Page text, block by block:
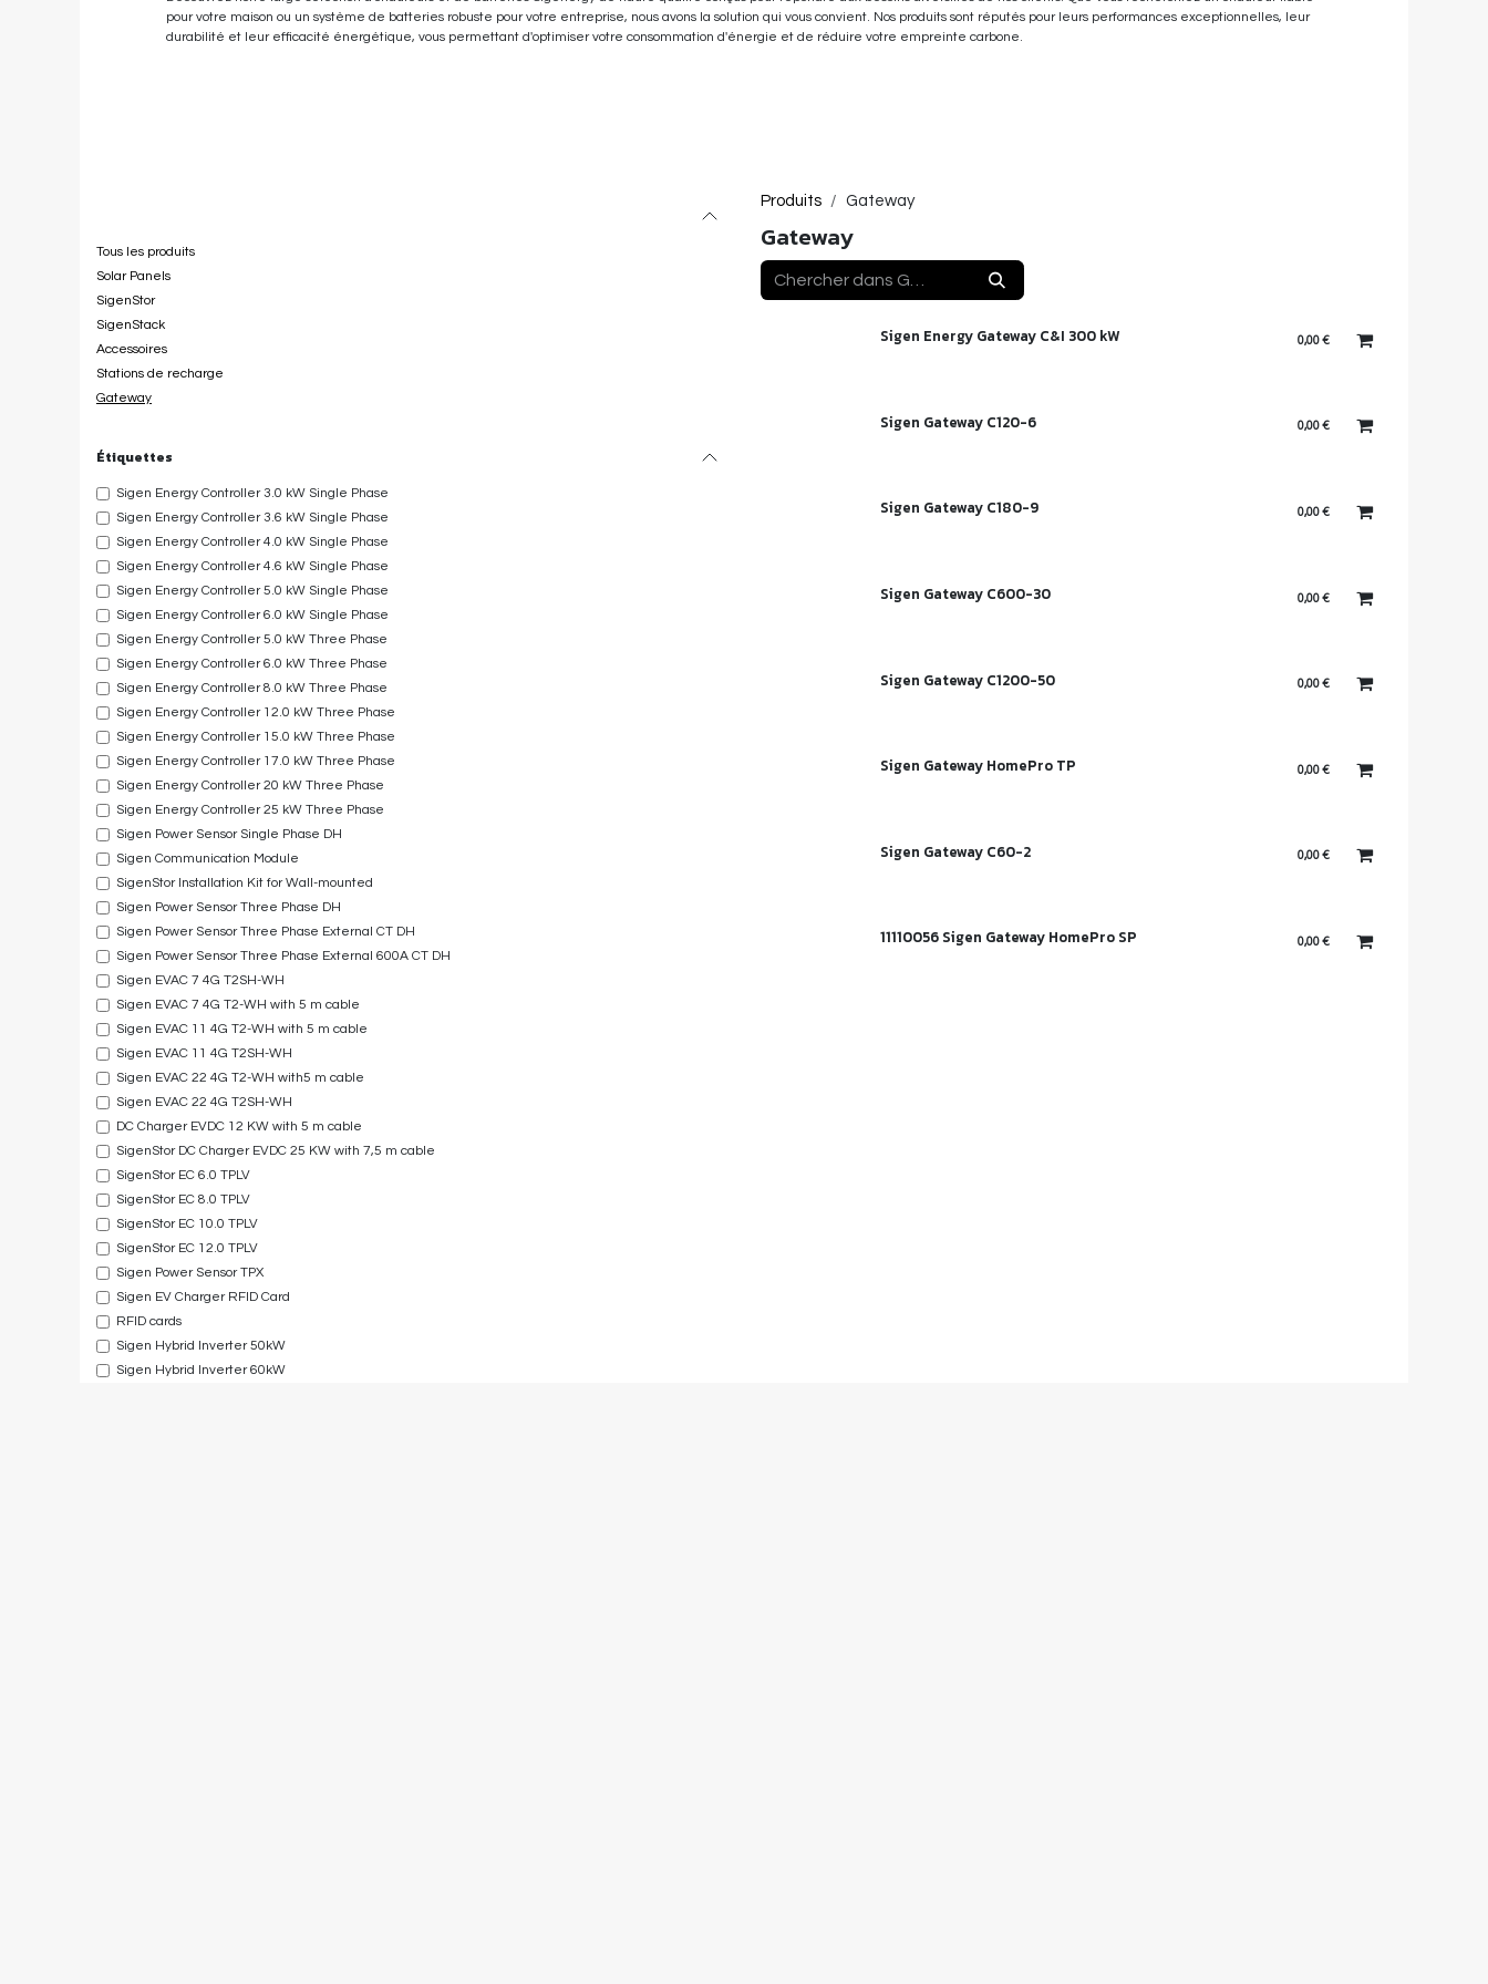
pour votre maison ou un système de batteries robuste pour votre entreprise, nous avons la solution qui vous convient. Nos produits sont réputés pour leurs performances exceptionnelles, leur
durabilité et leur efficacité énergétique, vous permettant d'optimiser votre consommation d'énergie et de réduire votre empreinte carbone.
Tous les produits
Solar Panels
SigenStor
SigenStack
Accessoires
Stations de recharge
Gateway
Étiquettes
Sigen Energy Controller 3.0 kW Single Phase
Sigen Energy Controller 3.6 kW Single Phase
Sigen Energy Controller 4.0 kW Single Phase
Sigen Energy Controller 4.6 kW Single Phase
Sigen Energy Controller 5.0 kW Single Phase
Sigen Energy Controller 6.0 kW Single Phase
Sigen Energy Controller 5.0 kW Three Phase
Sigen Energy Controller 6.0 kW Three Phase
Sigen Energy Controller 8.0 kW Three Phase
Sigen Energy Controller 12.0 kW Three Phase
Sigen Energy Controller 15.0 kW Three Phase
Sigen Energy Controller 17.0 kW Three Phase
Sigen Energy Controller 20 kW Three Phase
Sigen Energy Controller 25 kW Three Phase
Sigen Power Sensor Single Phase DH
Sigen Communication Module
SigenStor Installation Kit for Wall-mounted
Sigen Power Sensor Three Phase DH
Sigen Power Sensor Three Phase External CT DH
Sigen Power Sensor Three Phase External 600A CT DH
Sigen EVAC 7 4G T2SH-WH
Sigen EVAC 7 4G T2-WH with 5 m cable
Sigen EVAC 11 4G T2-WH with 5 m cable
Sigen EVAC 11 4G T2SH-WH
Sigen EVAC 22 4G T2-WH with5 m cable
Sigen EVAC 22 4G T2SH-WH
DC Charger EVDC 12 KW with 5 m cable
SigenStor DC Charger EVDC 25 KW with 7,5 m cable
SigenStor EC 6.0 TPLV
SigenStor EC 8.0 TPLV
SigenStor EC 10.0 TPLV
SigenStor EC 12.0 TPLV
Sigen Power Sensor TPX
Sigen EV Charger RFID Card
RFID cards
Sigen Hybrid Inverter 50kW
Sigen Hybrid Inverter 60kW
Produits Gateway
Gateway
Sigen Energy Gateway C&I 300 kW 0,00€
Sigen Gateway C120-6 0,00€
Sigen Gateway C180-9 0,00€
Sigen Gateway C600-30 0,00€
Sigen Gateway C1200-50 0,00€
Sigen Gateway HomePro TP 0,00€
Sigen Gateway C60-2 0,00€
11110056 Sigen Gateway HomePro SP 0,00€